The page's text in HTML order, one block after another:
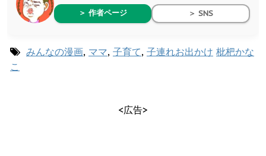
＞ 作者ページ ＞ SNS
みんなの漫画, ママ, 子育て, 子連れお出かけ 枇杷かな
こ
<広告>